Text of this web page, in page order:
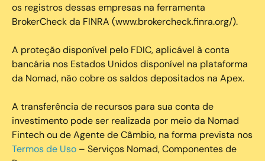
os registros dessas empresas na ferramenta
BrokerCheck da FINRA (www.brokercheck.finra.org/).
A proteção disponível pelo FDIC, aplicável à conta
bancária nos Estados Unidos disponível na plataforma
da Nomad, não cobre os saldos depositados na Apex.
A transferência de recursos para sua conta de
investimento pode ser realizada por meio da Nomad
Fintech ou de Agente de Câmbio, na forma prevista nos
Termos de Uso – Serviços Nomad, Componentes de